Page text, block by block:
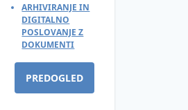
ARHIVIRANJE IN
DIGITALNO
POSLOVANJE Z
DOKUMENTI
PREDOGLED